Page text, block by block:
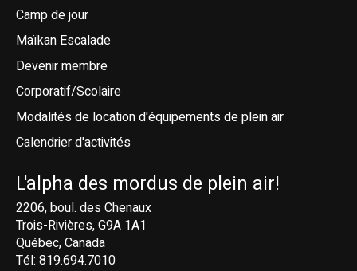
Camp de jour
Maïkan Escalade
Devenir membre
Corporatif/Scolaire
Modalités de location d'équipements de plein air
Calendrier d'activités
L'alpha des mordus de plein air!
2206, boul. des Chenaux
Trois-Rivières, G9A 1A1
Québec, Canada
Tél: 819.694.7010